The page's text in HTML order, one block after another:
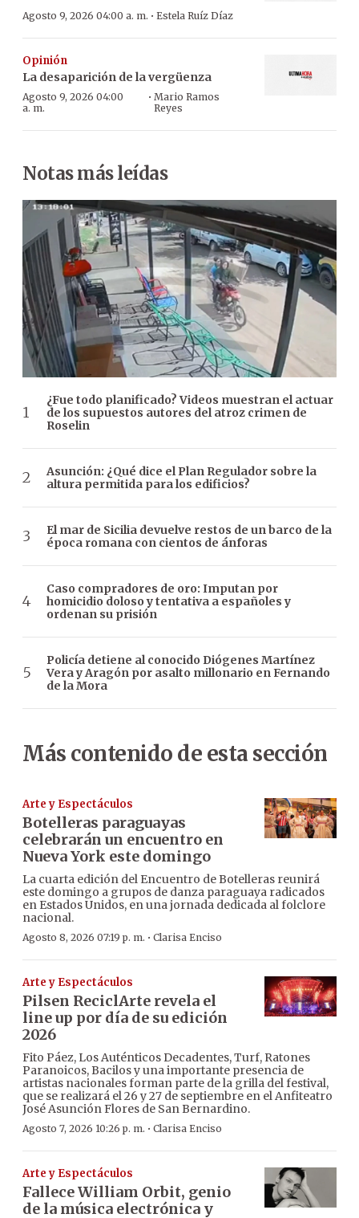
Agosto 9, 2026 04:00 a. m. · Estela Ruíz Díaz
Opinión
La desaparición de la vergüenza
Agosto 9, 2026 04:00
a. m.
· Mario Ramos
Reyes
Notas más leídas
¿Fue todo planificado? Videos muestran el actuar
de los supuestos autores del atroz crimen de
Roselin
Asunción: ¿Qué dice el Plan Regulador sobre la
altura permitida para los edificios?
El mar de Sicilia devuelve restos de un barco de la
época romana con cientos de ánforas
Caso compradores de oro: Imputan por
homicidio doloso y tentativa a españoles y
ordenan su prisión
Policía detiene al conocido Diógenes Martínez
Vera y Aragón por asalto millonario en Fernando
de la Mora
Más contenido de esta sección
Arte y Espectáculos
Botelleras paraguayas
celebrarán un encuentro en
Nueva York este domingo
La cuarta edición del Encuentro de Botelleras reunirá
este domingo a grupos de danza paraguaya radicados
en Estados Unidos, en una jornada dedicada al folclore
nacional.
Agosto 8, 2026 07:19 p. m. · Clarisa Enciso
Arte y Espectáculos
Pilsen ReciclArte revela el
line up por día de su edición
2026
Fito Páez, Los Auténticos Decadentes, Turf, Ratones
Paranoicos, Bacilos y una importante presencia de
artistas nacionales forman parte de la grilla del festival,
que se realizará el 26 y 27 de septiembre en el Anfiteatro
José Asunción Flores de San Bernardino.
Agosto 7, 2026 10:26 p. m. · Clarisa Enciso
Arte y Espectáculos
Fallece William Orbit, genio
de la música electrónica y